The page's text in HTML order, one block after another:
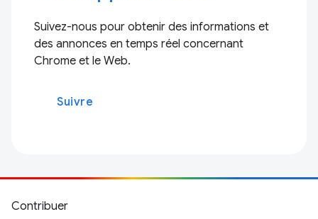
Suivez-nous pour obtenir des informations et
des annonces en temps réel concernant
Chrome et le Web.
Suivre
Contribuer